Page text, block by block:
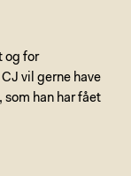
og for
vil gerne have
han har fået